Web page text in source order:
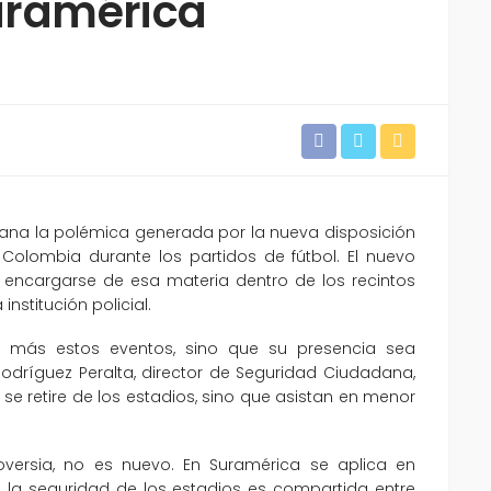
la polémica generada por la nueva disposición
durante los partidos de fútbol. El nuevo
de esa materia dentro de los recintos
policial.
estos eventos, sino que su presencia sea
Peralta, director de Seguridad Ciudadana,
retire de los estadios, sino que asistan en menor
no es nuevo. En Suramérica se aplica en